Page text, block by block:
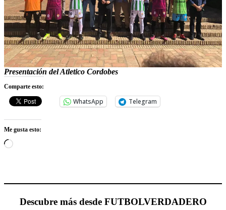
Presentación del Atletico Cordobes
Comparte esto:
WhatsApp Telegram
Me gusta esto:
Cargando...
Descubre más desde FUTBOLVERDADERO